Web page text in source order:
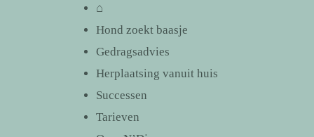
⌂
Hond zoekt baasje
Gedragsadvies
Herplaatsing vanuit huis
Successen
Tarieven